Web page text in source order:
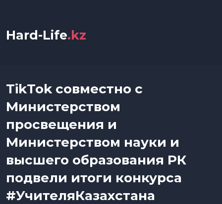
Hard-Life.kz
TikTok совместно с
Министерством
просвещения и
Министерством науки и
высшего образования РК
подвели итоги конкурса
#УчителяКазахстана